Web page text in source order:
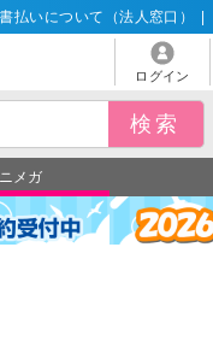
払いについて（法人窓口）
ログイン
メガ